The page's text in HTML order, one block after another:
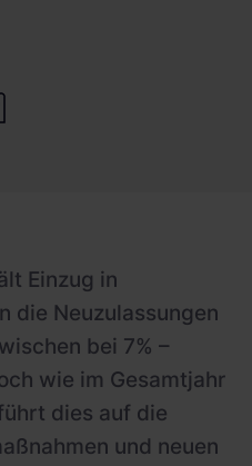
Einzug in
die Neuzulassungen
bei 7% –
wie im Gesamtjahr
dies auf die
und neuen